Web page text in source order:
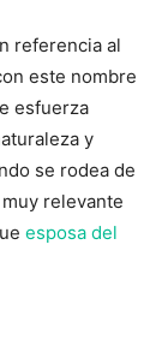
referencia al
este nombre
esfuerza
y
se rodea de
relevante
esposa del